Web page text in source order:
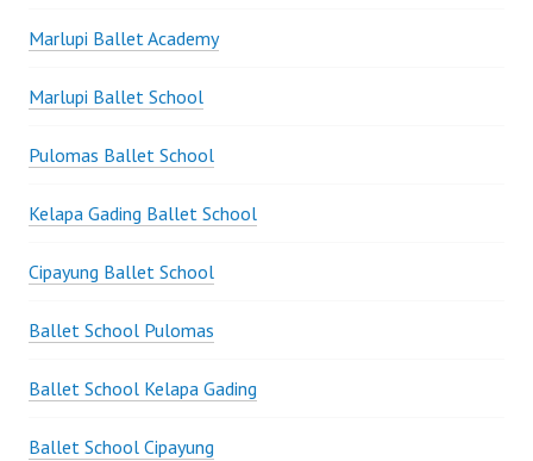
Marlupi Ballet Academy
Marlupi Ballet School
Pulomas Ballet School
Kelapa Gading Ballet School
Cipayung Ballet School
Ballet School Pulomas
Ballet School Kelapa Gading
Ballet School Cipayung